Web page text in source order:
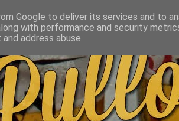
Google to deliver its services and to
with performance and security
address abuse.